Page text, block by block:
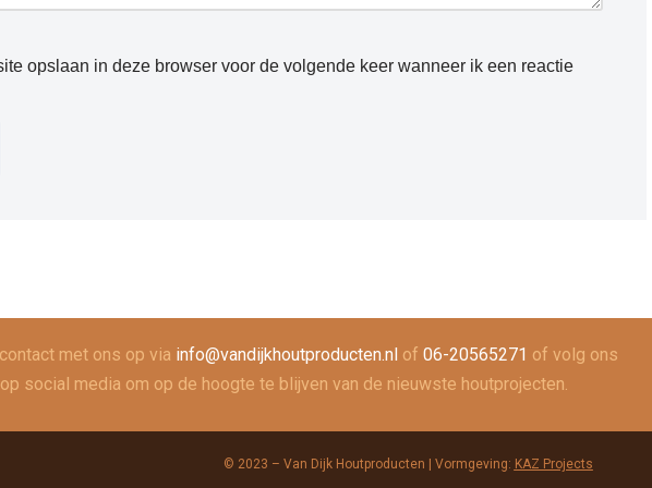
opslaan in deze browser voor de volgende keer wanneer ik een reactie
met ons op via info@vandijkhoutproducten.nl of06-20565271 of volg ons
op social media om op de hoogte te blijven van de nieuwste houtprojecten.
© 2023 – Van Dijk Houtproducten | Vormgeving: KAZ Projects